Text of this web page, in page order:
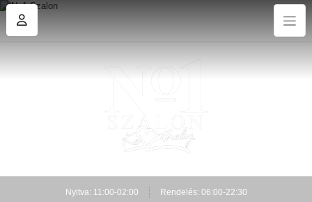
Nyitva: 11:00-02:00 Rendelés: 06:00-22:30